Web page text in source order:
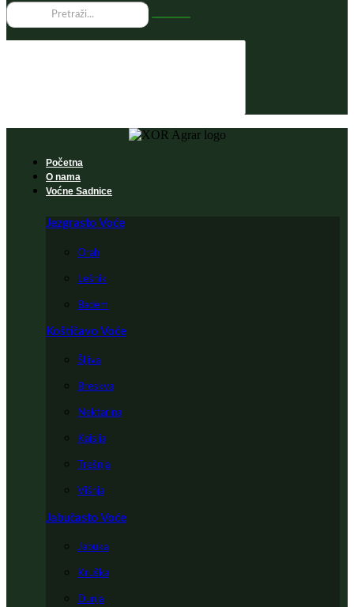
Početna
O nama
Voćne Sadnice
Jezgrasto Voće
Orah
Lešnik
Badem
Koštičavo Voće
Šljiva
Breskva
Nektarina
Kajsija
Trešnja
Višnja
Jabučasto Voće
Jabuka
Kruška
Dunja